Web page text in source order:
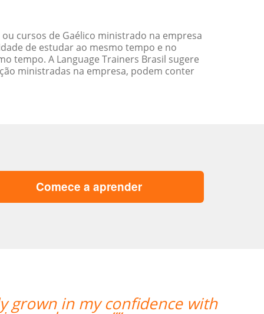
cursos de Gaélico ministrado na empresa
de estudar ao mesmo tempo e no
tempo. A Language Trainers Brasil sugere
ministradas na empresa, podem conter
Comece a aprender
“”My wife likes the lessons